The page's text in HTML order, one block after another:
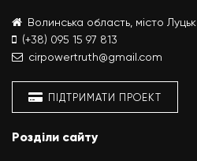
Волинська область, місто Луцьк
(+38) 095 15 97 813
cirpowertruth@gmail.com
ПІДТРИМАТИ ПРОЕКТ
Розділи сайту